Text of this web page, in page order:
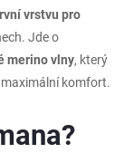
vrstvu pro
Jde o
merino vlny, který
komfort.